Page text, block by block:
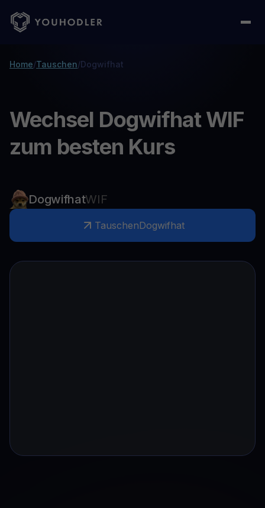
Home/Tauschen/Dogwifhat
Wechsel Dogwifhat WIF
zum besten Kurs
DogwifhatWIF
TauschenDogwifhat